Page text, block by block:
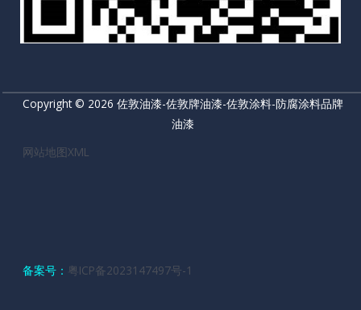
Copyright © 2026 佐敦油漆-佐敦牌油漆-佐敦涂料-防腐涂料品牌
油漆
网站地图XML
备案号： 粤ICP备2023147497号-1